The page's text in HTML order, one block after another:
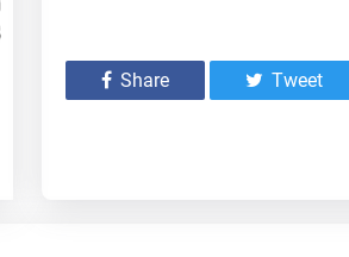
Share Tweet